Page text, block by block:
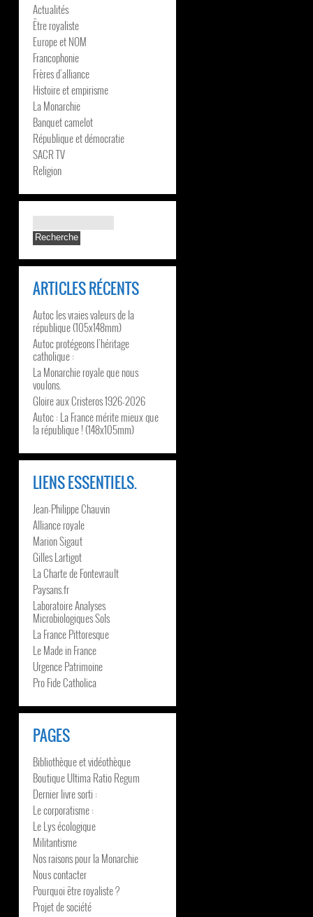
Actualités
Être royaliste
Europe et NOM
Francophonie
Frères d’alliance
Histoire et empirisme
La Monarchie
Banquet camelot
République et démocratie
SACR TV
Religion
ARTICLES RÉCENTS
Autoc les vraies valeurs de la
république (105x148mm)
Autoc protégeons l’héritage
catholique :
La Monarchie royale que nous
voulons.
Gloire aux Cristeros 1926-2026
Autoc : La France mérite mieux que
la république ! (148x105mm)
LIENS ESSENTIELS.
Jean-Philippe Chauvin
Alliance royale
Marion Sigaut
Gilles Lartigot
La Charte de Fontevrault
Paysans.fr
Laboratoire Analyses
Microbiologiques Sols
La France Pittoresque
Le Made in France
Urgence Patrimoine
Pro Fide Catholica
PAGES
Bibliothèque et vidéothèque
Boutique Ultima Ratio Regum
Dernier livre sorti :
Le corporatisme :
Le Lys écologique
Militantisme
Nos raisons pour la Monarchie
Nous contacter
Pourquoi être royaliste ?
Projet de société